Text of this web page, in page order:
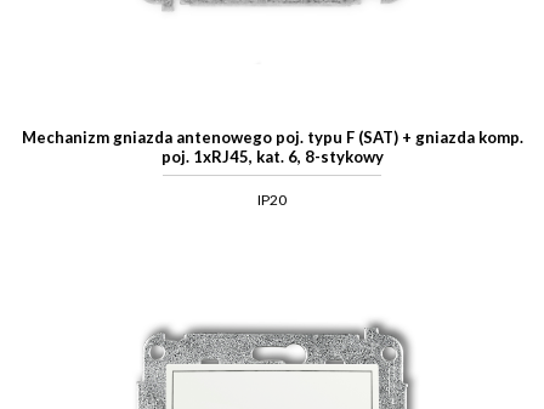
Mechanizm gniazda antenowego poj. typu F (SAT) + gniazda komp.
poj. 1xRJ45, kat. 6, 8-stykowy
IP20